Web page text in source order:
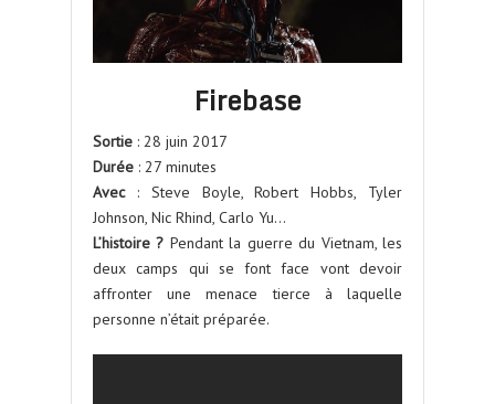
Firebase
Sortie : 28 juin 2017
Durée : 27 minutes
Avec: Steve Boyle, Robert Hobbs, Tyler
Johnson, Nic Rhind, Carlo Yu…
L’histoire ? Pendant la guerre du Vietnam, les
deux camps qui se font face vont devoir
affronter une menace tierce à laquelle
personne n’était préparée.